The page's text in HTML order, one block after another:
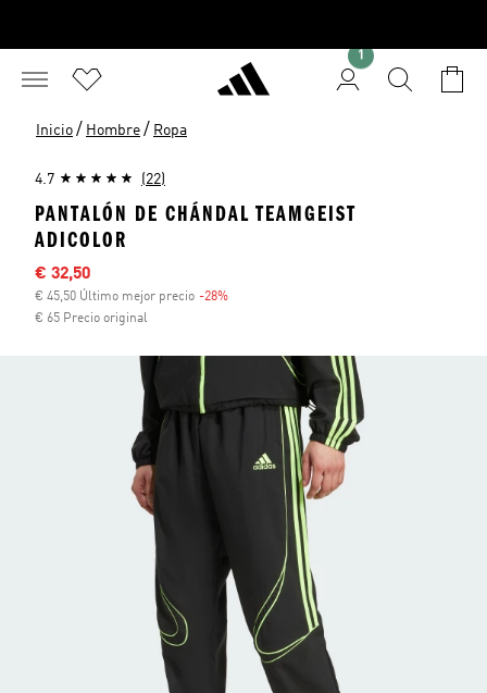
1
Inicio / Hombre / Ropa
4.7 (22)
PANTALÓN DE CHÁNDAL TEAMGEIST
ADICOLOR
Precio rebajado
€ 32,50
€ 45,50 Último mejor precio -28%
€ 65 Precio original